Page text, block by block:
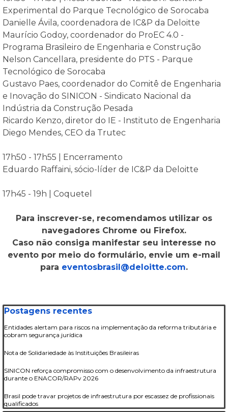
Experimental do Parque Tecnológico de Sorocaba
Danielle Ávila, coordenadora de IC&P da Deloitte
Maurício Godoy, coordenador do ProEC 4.0 -
Programa Brasileiro de Engenharia e Construção
Nelson Cancellara, presidente do PTS - Parque
Tecnológico de Sorocaba
Gustavo Paes, coordenador do Comitê de Engenharia
e Inovação do SINICON - Sindicato Nacional da
Indústria da Construção Pesada
Ricardo Kenzo, diretor do IE - Instituto de Engenharia
Diego Mendes, CEO da Trutec
17h50 - 17h55 | Encerramento
Eduardo Raffaini, sócio-líder de IC&P da Deloitte
17h45 - 19h | Coquetel
Para inscrever-se, recomendamos utilizar os
navegadores Chrome ou Firefox.
Caso não consiga manifestar seu interesse no
evento por meio do formulário, envie um e-mail
para eventosbrasil@deloitte.com.
Pular bloco Postagens recentes
Postagens recentes
Entidades alertam para riscos na implementação da reforma tributária e
cobram segurança jurídica
Nota de Solidariedade às Instituições Brasileiras
SINICON reforça compromisso com o desenvolvimento da infraestrutura
durante o ENACOR/RAPv 2026
Brasil pode travar projetos de infraestrutura por escassez de profissionais
qualificados